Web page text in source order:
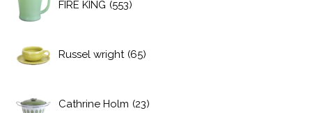
FIRE KING (553)
Russel wright (65)
Cathrine Holm (23)